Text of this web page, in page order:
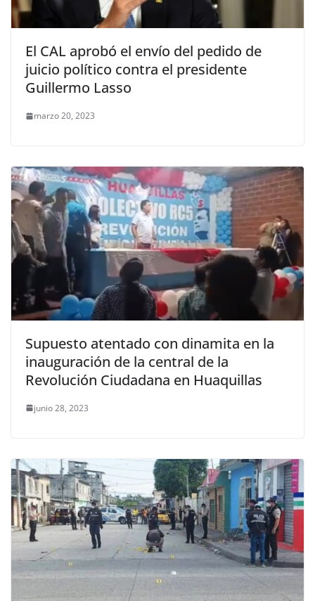
El CAL aprobó el envío del pedido de
juicio político contra el presidente
Guillermo Lasso
marzo 20, 2023
Supuesto atentado con dinamita en la
inauguración de la central de la
Revolución Ciudadana en Huaquillas
junio 28, 2023